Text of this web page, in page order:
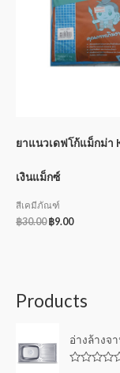
ยาแนวเดฟโก้แม็กม่า
เงินแม็กซ์
สีเคมีภัณฑ์
฿30.00 ฿9.00
Products
อ่างล้างจ